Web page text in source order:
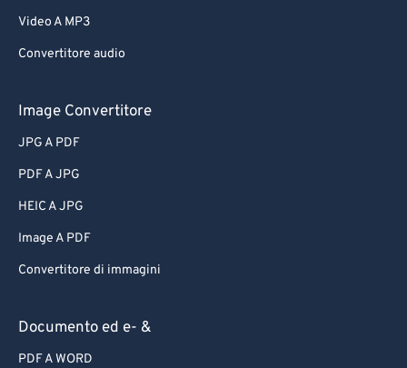
Video A MP3
Convertitore audio
Image Convertitore
JPG A PDF
PDF A JPG
HEIC A JPG
Image A PDF
Convertitore di immagini
Documento ed e- &
PDF A WORD